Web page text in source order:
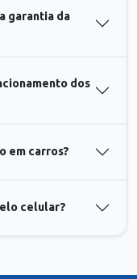
garantia da
dos
em carros?
celular?